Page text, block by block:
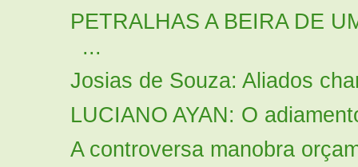
PETRALHAS A BEIRA DE
...
Josias de Souza: Aliados
LUCIANO AYAN: O
A controversa manobra